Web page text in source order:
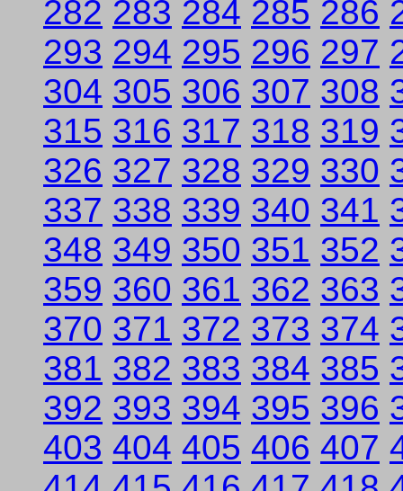
282 283 284 285 286
293 294 295 296 297
304 305 306 307 308
315 316 317 318 319
326 327 328 329 330
337 338 339 340 341
348 349 350 351 352
359 360 361 362 363
370 371 372 373 374
381 382 383 384 385
392 393 394 395 396
403 404 405 406 407